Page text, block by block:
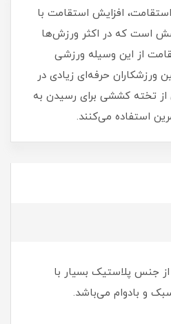
افزایش استقامت با
است که در اکثر ورزش‌ها
از این وسیله ورزشی
حرفه‌ای زیادی در
تخته کششی برای رسیدن به
استفاده می‌کنند.
جنس پلاستیک بسیار با
و بادوام می‌باشد.